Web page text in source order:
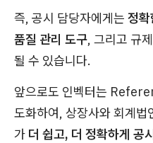
즉, 공시 담당자에게는 정확
품질 관리 도구, 그리고 규
될 수 있습니다.
앞으로도 인벡터는
도화하여, 상장사와 회계법
가 더 쉽고, 더 정확하게 공